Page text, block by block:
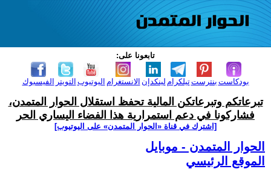
تابعونا على:
الفيسبوك التويتر اليوتيوب الانستغرام لينكدإن تيلكرامبنترست بودكاست
تبرعاتكم وتبرعاتكن المالية تحفظ استقلال الحوار المتمدن،
فشاركونا في دعم استمرارية هذا الفضاء اليساري الحر
[اشترك في قناة ‫«الحوار المتمدن» على اليوتيوب]
الحوار المتمدن - موبايل
الموقع الرئيسي